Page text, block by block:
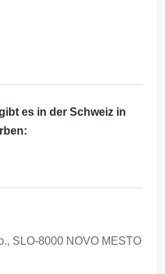
es in der Schweiz in
SLO-8000 NOVO MESTO